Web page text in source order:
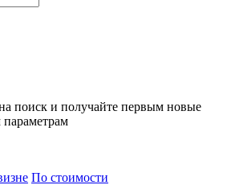
поиск и получайте первым новые
По стоимости